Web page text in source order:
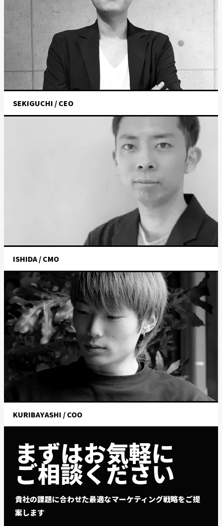
SEKIGUCHI / CEO
ISHIDA / CMO
KURIBAYASHI / COO
まずはお気軽に
ご相談ください
貴社の課題に合わせた最適なマーケティング戦略をご提
案します